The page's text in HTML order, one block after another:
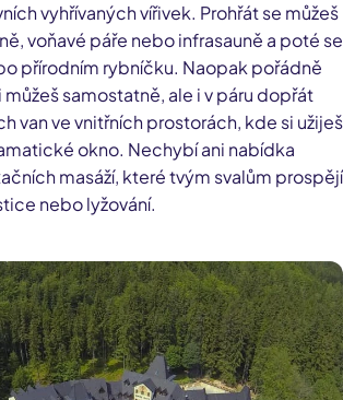
vyhřívaných vířivek. Prohřát se můžeš
voňavé páře nebo infrasauně a poté se
přírodním rybníčku. Naopak pořádně
samostatně, ale i v páru dopřát
van ve vnitřních prostorách, kde si užiješ
okno. Nechybí ani nabídka
masáží, které tvým svalům prospějí
nebo lyžování.